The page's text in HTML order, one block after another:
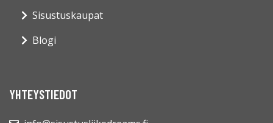
Sisustuskaupat
Blogi
YHTEYSTIEDOT